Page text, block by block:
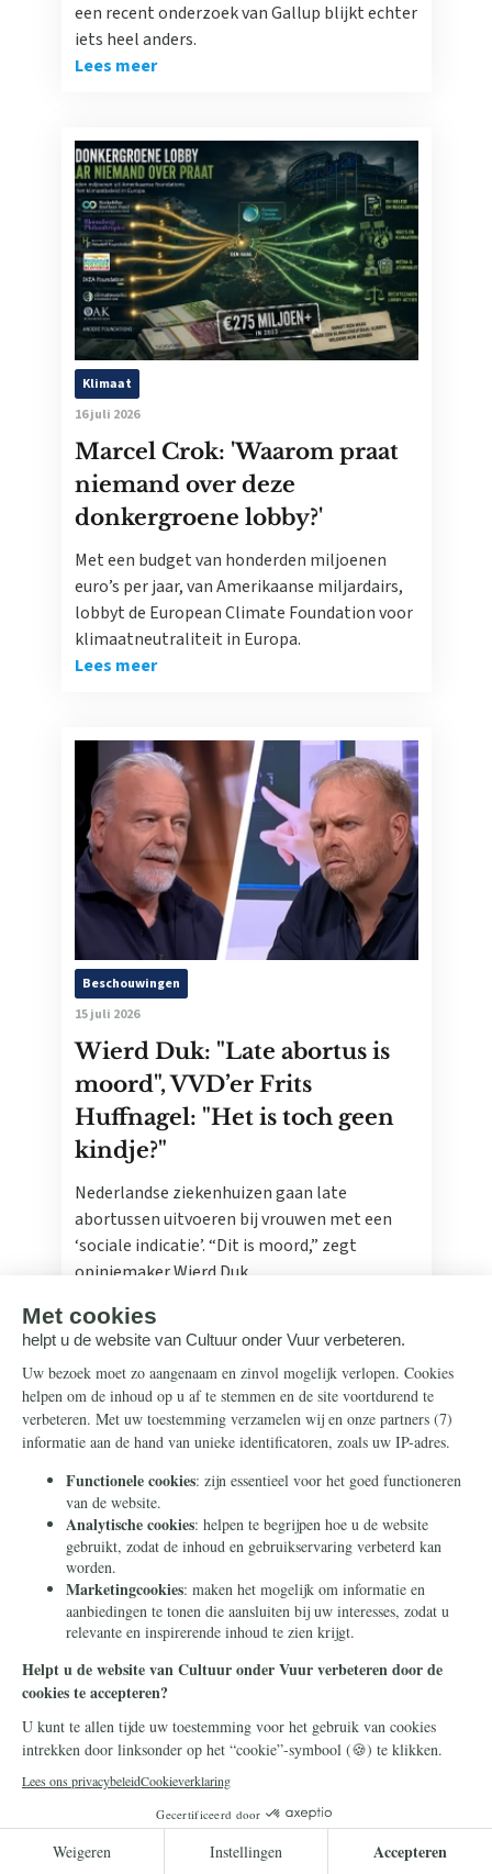
een recent onderzoek van Gallup blijkt echter
iets heel anders.
Lees meer
Klimaat
16 juli 2026
Marcel Crok: 'Waarom praat
niemand over deze
donkergroene lobby?'
Met een budget van honderden miljoenen
euro’s per jaar, van Amerikaanse miljardairs,
lobbyt de European Climate Foundation voor
klimaatneutraliteit in Europa.
Lees meer
Beschouwingen
15 juli 2026
Wierd Duk: "Late abortus is
moord", VVD’er Frits
Huffnagel: "Het is toch geen
kindje?"
Nederlandse ziekenhuizen gaan late
abortussen uitvoeren bij vrouwen met een
‘sociale indicatie’. “Dit is moord,” zegt
opiniemaker Wierd Duk.
Frans Timmermans
Frans Timmermans krijgt
geheel onverdiend een
eretitel als minister van Staat
Frans Timmermans is benoemd tot minister
van Staat. Waar heeft hij dit buitengewone
eerbetoon aan te danken?